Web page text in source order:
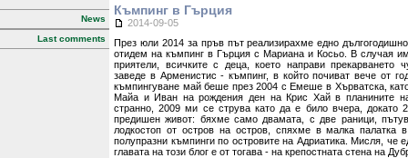
News
Last comments
Къмпинг в Гърция
2014-09-05
През юли 2014 за пръв път реализирахме едно
отидем на къмпинг в Гърция с Мариана и Косьо. В случая
приятели, всичките с деца, което направи прекарването
заведе в Арменистис - къмпинг, в който почиват вече от
къмпингуване май беше през 2004 с Емеше в Хърватска,
Майа и Иван на рождения ден на Крис Хай в планините
странно, 2009 ми се струва като да е било вчера, докато
предишен живот: бяхме само двамата, с две раници,
лодкостоп от остров на остров, спяхме в малка палатка
полупразни къмпинги по островите на Адриатика. Мисля, че
главата на този блог е от тогава - на крепостната стена на